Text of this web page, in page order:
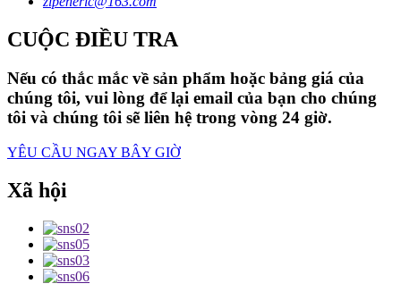
CUỘC ĐIỀU TRA
Nếu có thắc mắc về sản phẩm hoặc bảng giá của
chúng tôi, vui lòng để lại email của bạn cho chúng
tôi và chúng tôi sẽ liên hệ trong vòng 24 giờ.
YÊU CẦU NGAY BÂY GIỜ
Xã hội